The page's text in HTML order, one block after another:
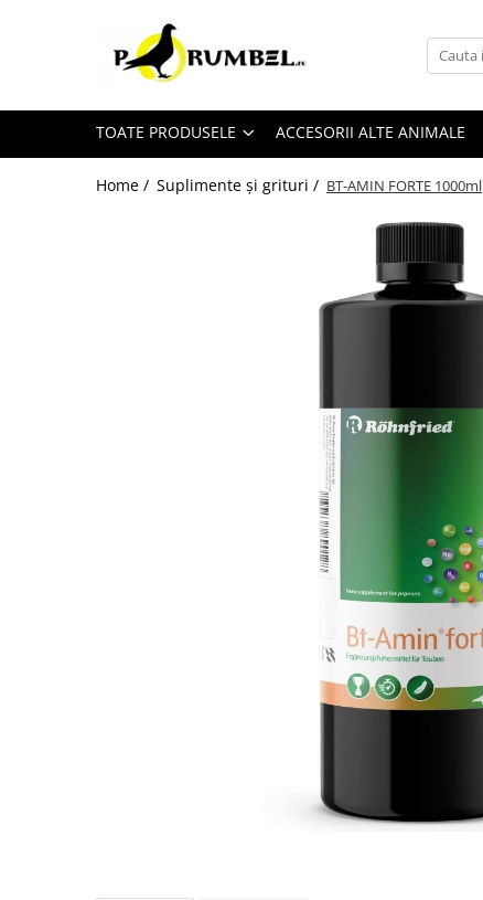
Toate Produsele
TOATE PRODUSELE ACCESORII ALTE ANIMALE
Home / Suplimente și grituri / BT-AMIN FORTE 1000ml